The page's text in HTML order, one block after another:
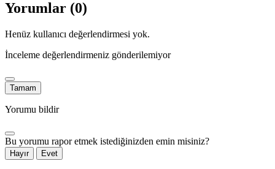
Yorumlar (0)
Henüz kullanıcı değerlendirmesi yok.
İnceleme değerlendirmeniz gönderilemiyor
Tamam
Yorumu bildir
Bu yorumu rapor etmek istediğinizden emin misiniz?
Hayır Evet